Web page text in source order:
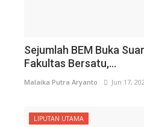
Sejumlah BEM Buka
Fakultas Bersatu,...
Malaika Putra Aryanto Jun 17,
LIPUTAN UTAMA